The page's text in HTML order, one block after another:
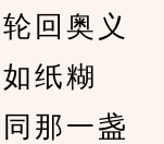
回奥义
纸糊
那一盏